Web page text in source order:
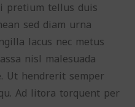
pretium tellus duis
sed diam urna
lacus nec metus
nisl malesuada
Ut hendrerit semper
Ad litora torquent per